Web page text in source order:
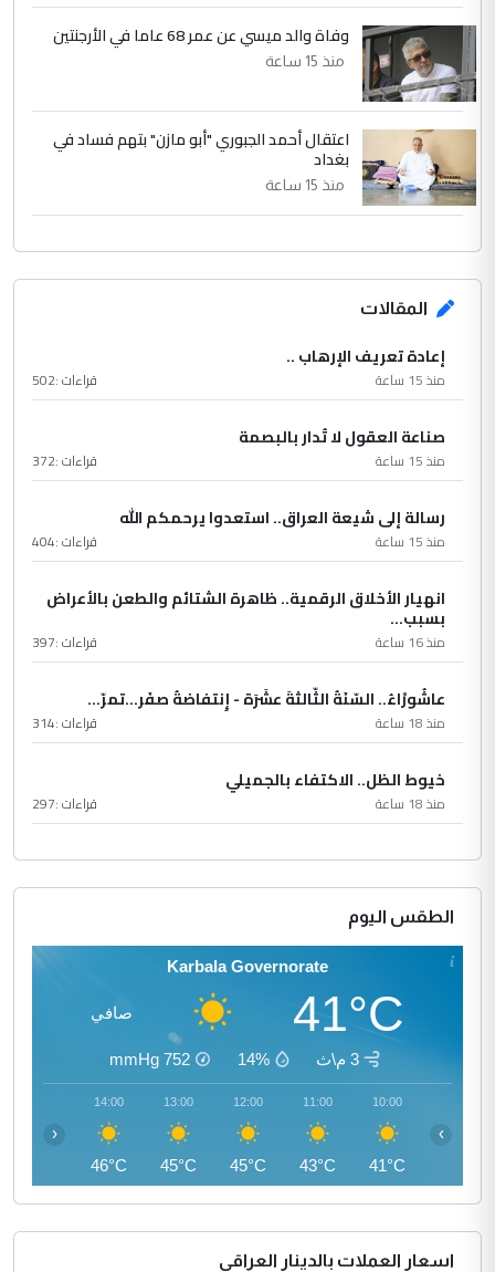
وفاة والد ميسي عن عمر 68 عاما في الأرجنتين
منذ 15 ساعة
اعتقال أحمد الجبوري "أبو مازن" بتهم فساد في
بغداد
منذ 15 ساعة
المقالات
إعادة تعريف الإرهاب ..
منذ 15 ساعة قراءات :502
صناعة العقول لا تُدار بالبصمة
منذ 15 ساعة قراءات :372
رسالة إلى شيعة العراق.. استعدوا يرحمكم الله
منذ 15 ساعة قراءات :404
انهيار الأخلاق الرقمية.. ظاهرة الشتائم والطعن بالأعراض
بسبب...
منذ 16 ساعة قراءات :397
عاشُورْاءُ.. السّنَةُ الثّالثةَ عشَرَة - إِنتفاضةُ صفَر…تمرّ...
منذ 18 ساعة قراءات :314
خيوط الظل.. الاكتفاء بالجميلي
منذ 18 ساعة قراءات :297
الطقس اليوم
Karbala Governorate
41°C صافي
3 م\ث 14%
752
mmHg
10:00
41°C
11:00
43°C
12:00
45°C
13:00
45°C
14:00
46°C
‹ ›
اسعار العملات بالدينار العراقي